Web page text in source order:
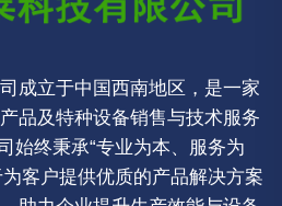
成立于中国西南地区，是一家
品及特种设备销售与技术服务
始终秉承“专业为本、服务为
客户提供优质的产品解决方案